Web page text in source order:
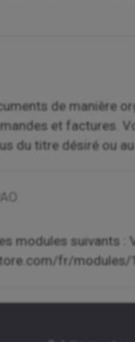
de manière
et factures.
du titre désiré ou
modules suivants :
fr/modules/